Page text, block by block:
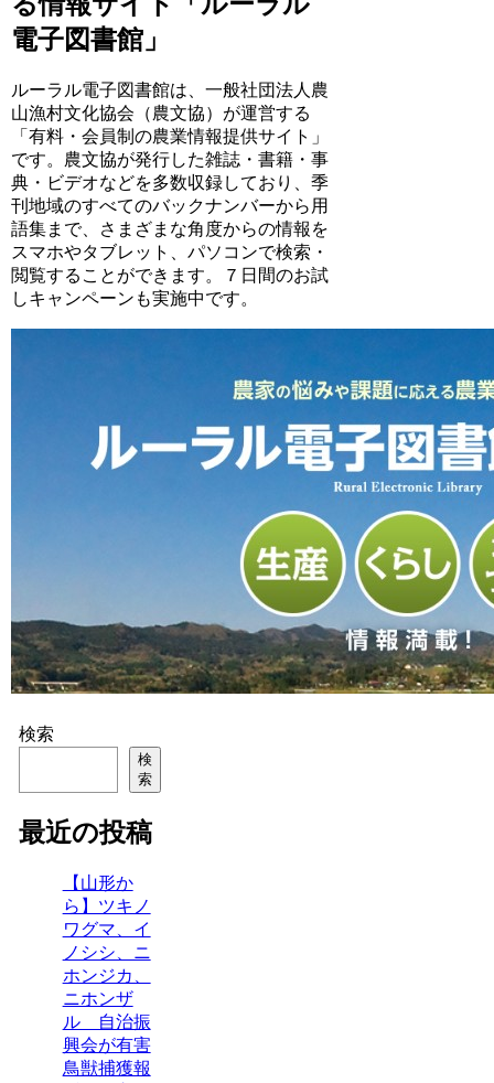
電子図書館」
ルーラル電子図書館は、一般社団法人農
山漁村文化協会（農文協）が運営する
「有料・会員制の農業情報提供サイト」
です。農文協が発行した雑誌・書籍・事
典・ビデオなどを多数収録しており、季
刊地域のすべてのバックナンバーから用
語集まで、さまざまな角度からの情報を
スマホやタブレット、パソコンで検索・
閲覧することができます。７日間のお試
しキャンペーンも実施中です。
検索
検
索
最近の投稿
【山形か
ら】ツキノ
ワグマ、イ
ノシシ、ニ
ホンジカ、
ニホンザ
ル 自治振
興会が有害
鳥獣捕獲報